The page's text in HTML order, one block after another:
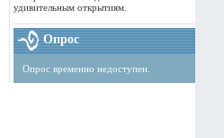
удивительным открытиям.
Опрос
Опрос временно недоступен.